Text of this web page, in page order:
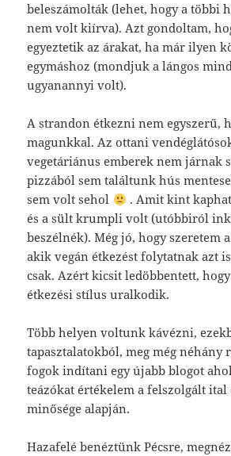
beleszámolták (lehet, hogy a többi
nem volt kiírva). Azt gondoltam,
egyeztetik az árakat, ha már ilyen
egymáshoz (mondjuk a lángos
ugyanannyi volt).
A strandon étkezni nem egyszerű,
magunkkal. Az ottani
vegetáriánus emberek nem járnak
pizzából sem találtunk hús
sem volt sehol
. Amit kint
és a sült krumpli volt (utóbbiról
beszélnék). Még jó, hogy szeretem
akik vegán étkezést folytatnak azt
csak. Azért kicsit ledöbbentett,
étkezési stílus uralkodik.
Több helyen voltunk kávézni,
tapasztalatokból, meg még néhány
fogok indítani egy újabb blogot
teázókat értékelem a felszolgált ital
minősége alapján.
Hazafelé benéztünk Pécsre,